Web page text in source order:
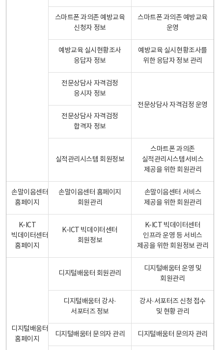
스마트폰 과의존 예방교육
신청자 정보
스마트폰 과의존 예방교육
운영
예방교육 실시현황조사
응답자 정보
예방교육 실시현황조사를
위한 응답자 정보 관리
전문상담사 자격검정
응시자 정보
전문상담사 자격검정 운영
전문상담사 자격검정
합격자 정보
실적관리시스템 회원정보
스마트폰 과의존
실적관리시스템서비스
제공을 위한 회원관리
손말이음센터
홈페이지
손말이음센터 홈페이지
회원관리
손말이음센터 서비스
제공을 위한 회원관리
K-ICT
빅데이터센터
홈페이지
K-ICT 빅데이터센터
회원정보
K-ICT 빅데이터센터
인프라 운영 등 서비스
제공을 위한 회원정보 관리
디지털배움터
홈페이지
디지털배움터 회원관리
디지털배움터 운영 및
회원관리
디지털배움터 강사·
서포터즈 정보
강사·서포터즈 신청 접수
및 현황 관리
디지털배움터 문의자 관리 디지털배움터 문의자 관리